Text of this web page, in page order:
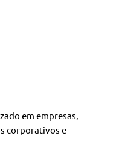
em empresas,
corporativos e